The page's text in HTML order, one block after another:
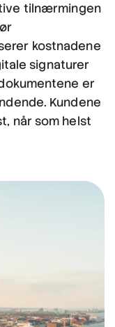
tilnærmingen
kostnadene
signaturer
er
Kundene
når som helst